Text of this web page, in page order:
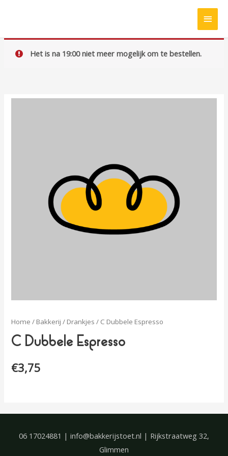
inhoud
Het is na 19:00 niet meer mogelijk om te bestellen.
Home / Bakkerij / Drankjes / C Dubbele Espresso
C Dubbele Espresso
€3,75
06 17024881 | info@bakkerijstoet.nl | Rijkstraatweg 32,
Glimmen